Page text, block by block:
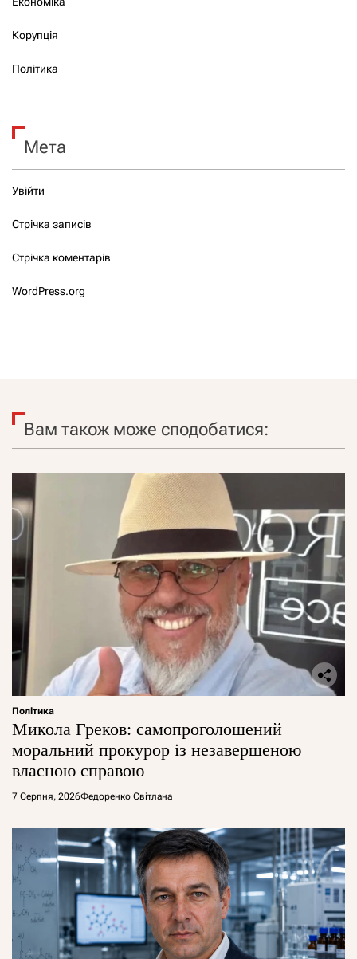
Корупція
Політика
Мета
Увійти
Стрічка записів
Стрічка коментарів
WordPress.org
Вам також може сподобатися:
Політика
Микола Греков: самопроголошений
моральний прокурор із незавершеною
власною справою
7 Серпня, 2026Федоренко Світлана